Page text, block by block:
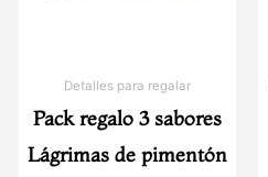
Detalles para regalar
Pack regalo 3 sabores
Lágrimas de pimentón